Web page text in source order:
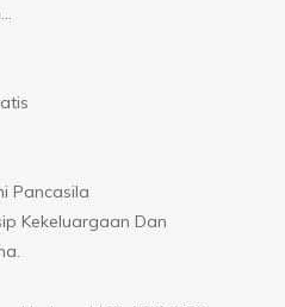
Pancasila
Kekeluargaan Dan